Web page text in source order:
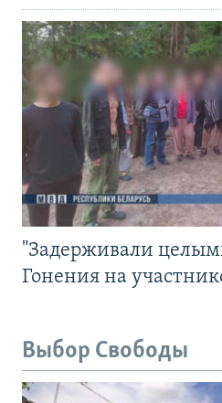
"Задерживали
Гонения на
Выбор Свободы